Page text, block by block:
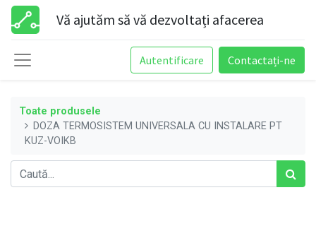
Vă ajutăm să vă dezvoltați afacerea
Autentificare Contactați-ne
Toate produsele
DOZA TERMOSISTEM UNIVERSALA CU INSTALARE PT
KUZ-VOIKB